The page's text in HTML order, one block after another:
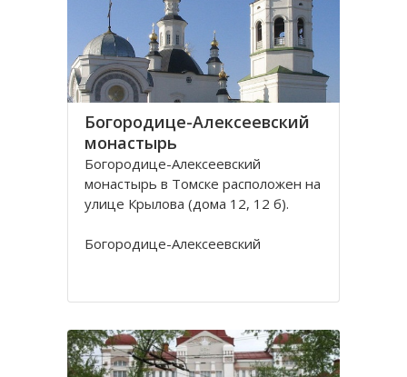
Сибири монастырь. Он
Богородице-Алексеевский
монастырь
Богородице-Алексеевский
монастырь в Томске расположен на
улице Крылова (дома 12, 12 б).
Богородице-Алексеевский
Юртачной горе. Монастырь часто
народов (калмыков, киргизов,
телеутов). А после сожжения